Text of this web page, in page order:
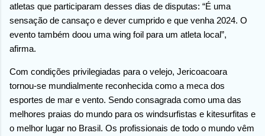
atletas que participaram desses dias de disputas: “É uma
sensação de cansaço e dever cumprido e que venha 2024. O
evento também doou uma wing foil para um atleta local”,
afirma.
Com condições privilegiadas para o velejo, Jericoacoara
tornou-se mundialmente reconhecida como a meca dos
esportes de mar e vento. Sendo consagrada como uma das
melhores praias do mundo para os windsurfistas e kitesurfitas e
o melhor lugar no Brasil. Os profissionais de todo o mundo vêm